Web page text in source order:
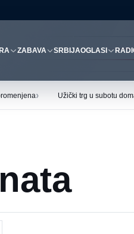
ZABAVA SRBIJAOGLASI
› Užički trg u subotu